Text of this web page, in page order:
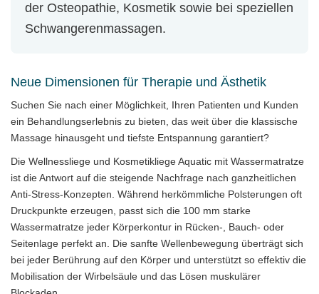
der Osteopathie, Kosmetik sowie bei speziellen
Schwangerenmassagen.
Neue Dimensionen für Therapie und Ästhetik
Suchen Sie nach einer Möglichkeit, Ihren Patienten und Kunden
ein Behandlungserlebnis zu bieten, das weit über die klassische
Massage hinausgeht und tiefste Entspannung garantiert?
Die Wellnessliege und Kosmetikliege Aquatic mit Wassermatratze
ist die Antwort auf die steigende Nachfrage nach ganzheitlichen
Anti-Stress-Konzepten. Während herkömmliche Polsterungen oft
Druckpunkte erzeugen, passt sich die 100 mm starke
Wassermatratze jeder Körperkontur in Rücken-, Bauch- oder
Seitenlage perfekt an. Die sanfte Wellenbewegung überträgt sich
bei jeder Berührung auf den Körper und unterstützt so effektiv die
Mobilisation der Wirbelsäule und das Lösen muskulärer